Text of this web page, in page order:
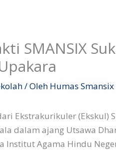
SMANSIX
/ Oleh Humas Smansix
Ekstrakurikuler (Ekskul)
dalam ajang Utsawa
Institut Agama Hindu